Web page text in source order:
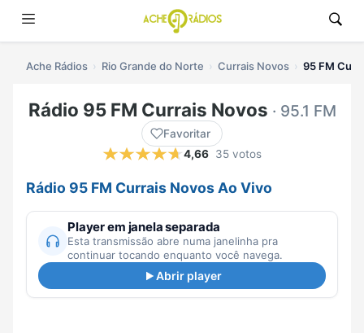
Ache Rádios Rio Grande do Norte Currais Novos 95 FM
Rádio 95 FM Currais Novos · 95.1 FM
Favoritar
4,66 35 votos
Rádio 95 FM Currais Novos Ao Vivo
Player em janela separada
Esta transmissão abre numa janelinha pra
continuar tocando enquanto você navega.
Abrir player